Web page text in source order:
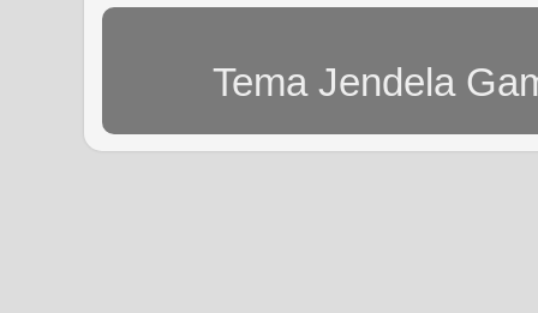
Tema Jendela